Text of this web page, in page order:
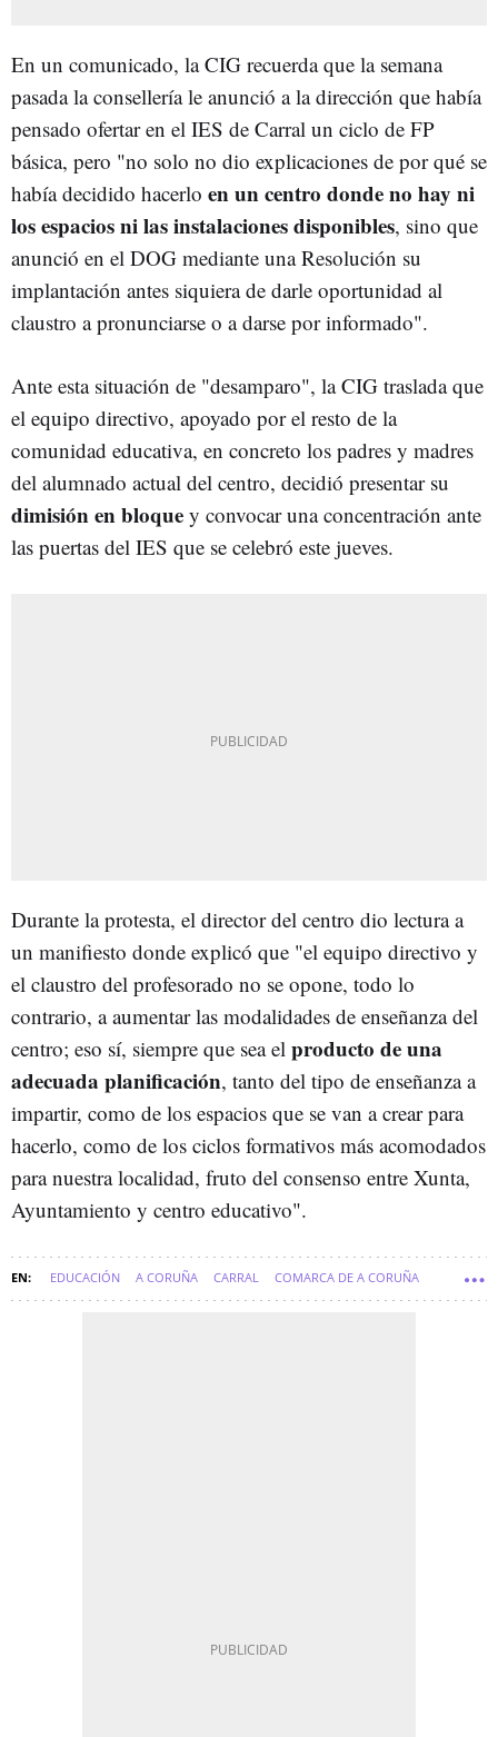
En un comunicado, la CIG recuerda que la semana
pasada la consellería le anunció a la dirección que había
pensado ofertar en el IES de Carral un ciclo de FP
básica, pero "no solo no dio explicaciones de por qué se
había decidido hacerlo en un centro donde no hay ni
los espacios ni las instalaciones disponibles, sino que
anunció en el DOG mediante una Resolución su
implantación antes siquiera de darle oportunidad al
claustro a pronunciarse o a darse por informado".
Ante esta situación de "desamparo", la CIG traslada que
el equipo directivo, apoyado por el resto de la
comunidad educativa, en concreto los padres y madres
del alumnado actual del centro, decidió presentar su
dimisión en bloque y convocar una concentración ante
las puertas del IES que se celebró este jueves.
Durante la protesta, el director del centro dio lectura a
un manifiesto donde explicó que "el equipo directivo y
el claustro del profesorado no se opone, todo lo
contrario, a aumentar las modalidades de enseñanza del
centro; eso sí, siempre que sea el producto de una
adecuada planificación, tanto del tipo de enseñanza a
impartir, como de los espacios que se van a crear para
hacerlo, como de los ciclos formativos más acomodados
para nuestra localidad, fruto del consenso entre Xunta,
Ayuntamiento y centro educativo".
EDUCACIÓN A CORUÑA CARRAL COMARCA DE A CORUÑA